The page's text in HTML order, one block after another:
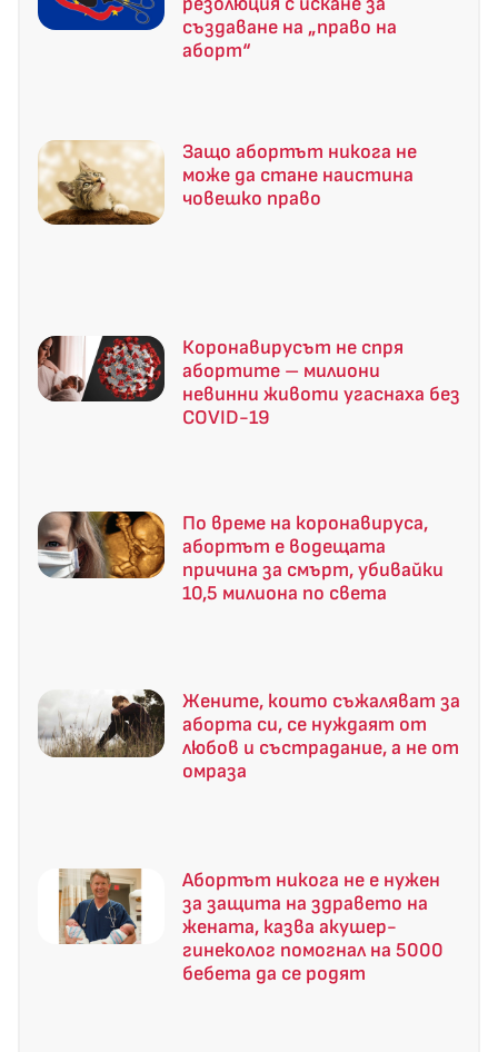
създаване на „право на
аборт“
Защо абортът никога не
може да стане наистина
човешко право
Коронавирусът не спря
абортите – милиони
невинни животи угаснаха без
COVID-19
По време на коронавируса,
абортът е водещата
причина за смърт, убивайки
10,5 милиона по света
Жените, които съжаляват за
аборта си, се нуждаят от
любов и състрадание, а не от
омраза
Абортът никога не е нужен
за защита на здравето на
жената, казва акушер-
гинеколог помогнал на 5000
бебета да се родят